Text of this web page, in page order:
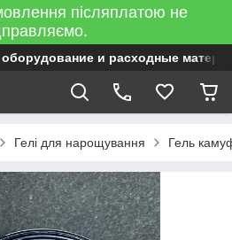
післяплатою не
оборудование и расходные
Гелі для нарощування Гель